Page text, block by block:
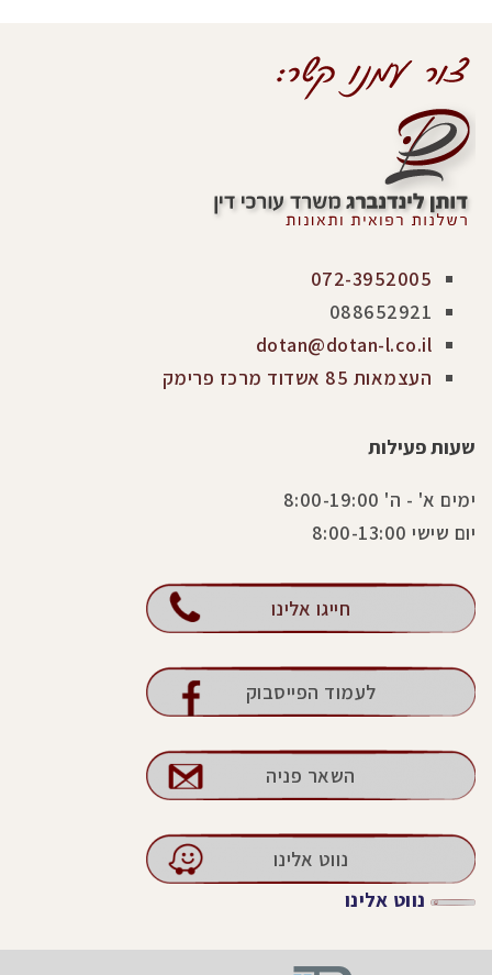
072-3952005
088652921
dotan@dotan-l.co.il
העצמאות 85 אשדוד מרכז פרימק
שעות פעילות
ימים א' - ה' 8:00-19:00
יום שישי 8:00-13:00
חייגו אלינו
לעמוד הפייסבוק
השאר פניה
נווט אלינו
נווט אלינו